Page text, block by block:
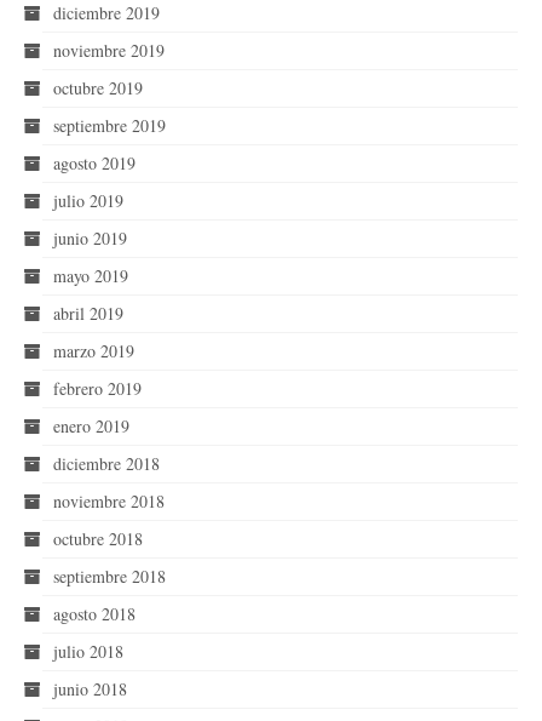
diciembre 2019
noviembre 2019
octubre 2019
septiembre 2019
agosto 2019
julio 2019
junio 2019
mayo 2019
abril 2019
marzo 2019
febrero 2019
enero 2019
diciembre 2018
noviembre 2018
octubre 2018
septiembre 2018
agosto 2018
julio 2018
junio 2018